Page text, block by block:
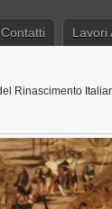
Contatti Lavori
Rinascimento